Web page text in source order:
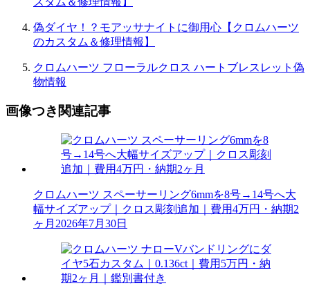
偽ダイヤ！？モアッサナイトに御用心【クロムハーツ
のカスタム＆修理情報】
クロムハーツ フローラルクロス ハートブレスレット偽
物情報
画像つき関連記事
クロムハーツ スペーサーリング6mmを8号→14号へ大
幅サイズアップ｜クロス彫刻追加｜費用4万円・納期2
ヶ月 2026年7月30日